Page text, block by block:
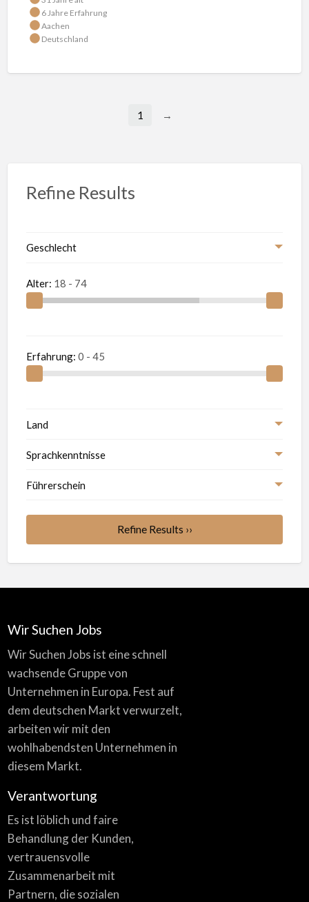
6 Jahre Erfahrung
Aachen
Deutschland
1 →
Refine Results
Geschlecht
Alter:
Erfahrung:
Land
Sprachkenntnisse
Führerschein
Refine Results ››
Wir Suchen Jobs
Wir Suchen Jobs ist eine schnell
wachsende Gruppe von
Unternehmen in Europa. Fest auf
dem deutschen Markt verwurzelt,
arbeiten wir mit den
wohlhabendsten Unternehmen in
diesem Markt.
Verantwortung
Es ist löblich und faire
Behandlung der Kunden,
vertrauensvolle
Zusammenarbeit mit
Partnern, die sozialen